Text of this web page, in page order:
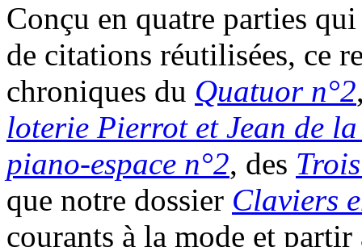
Conçu en quatre parties
de citations réutilisées, ce
chroniques du Quatuor n°2
loterie Pierrot et Jean de
piano-espace n°2, des
que notre dossier Claviers
courants à la mode et